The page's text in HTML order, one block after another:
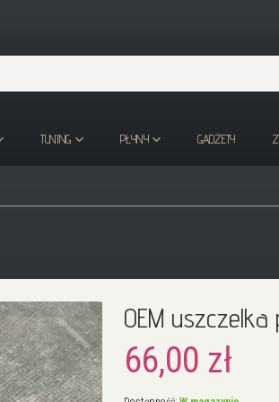
TUNING PŁYNY GADŻETY
OEM
66,00 zł